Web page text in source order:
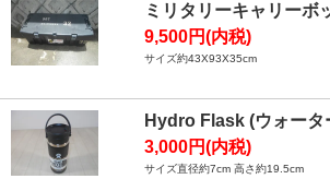
ミリタリーキャリーボ
9,500円(内税)
サイズ約43X93X35cm
Hydro Flask (ウォータ
3,000円(内税)
サイズ直径約7cm 高さ約19.5cm